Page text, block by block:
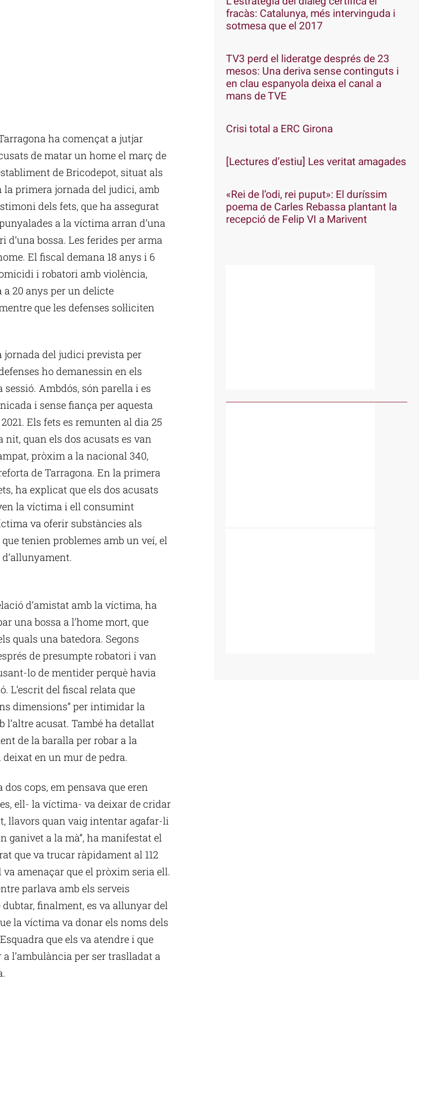
ha començat a jutjar
de matar un home el març de
de Bricodepot, situat als
la primera jornada del judici, amb
dels fets, que ha assegurat
a la víctima arran d’una
bossa. Les ferides per arma
El fiscal demana 18 anys i 6
i robatori amb violència,
a 20 anys per un delicte
que les defenses sol·liciten
jornada del judici prevista per
ho demanessin en els
sessió. Ambdós, són parella i es
i sense fiança per aquesta
Els fets es remunten al dia 25
quan els dos acusats es van
pròxim a la nacional 340,
de Tarragona. En la primera
ha explicat que els dos acusats
la víctima i ell consumint
va oferir substàncies als
tenien problemes amb un veí, el
d’amistat amb la víctima, ha
una bossa a l’home mort, que
quals una batedora. Segons
de presumpte robatori i van
lo de mentider perquè havia
L’escrit del fiscal relata que
dimensions” per intimidar la
l’altre acusat. També ha detallat
de la baralla per robar a la
en un mur de pedra.
cops, em pensava que eren
ell- la víctima- va deixar de cridar
llavors quan vaig intentar agafar-li
ganivet a la mà”, ha manifestat el
que va trucar ràpidament al 112
amenaçar que el pròxim seria ell.
parlava amb els serveis
dubtar, finalment, es va allunyar del
la víctima va donar els noms dels
que els va atendre i que
l’ambulància per ser traslladat a
fracàs: Catalunya, més intervinguda i
sotmesa que el 2017
TV3 perd el lideratge després de 23
mesos: Una deriva sense continguts i
en clau espanyola deixa el canal a
mans de TVE
Crisi total a ERC Girona
[Lectures d’estiu] Les veritat amagades
«Rei de l’odi, rei puput»: El duríssim
poema de Carles Rebassa plantant la
recepció de Felip VI a Marivent